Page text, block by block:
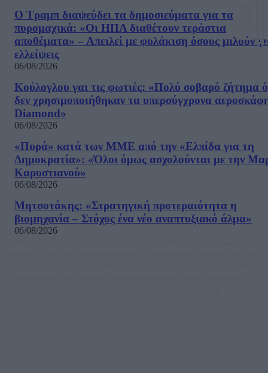
Ο Τραμπ διαψεύδει τα δημοσιεύματα για τα
πυρομαχικά: «Οι ΗΠΑ διαθέτουν τεράστια
αποθέματα» – Απειλεί με φυλάκιση όσους μιλούν
ελλείψεις
06/08/2026
Κούλογλου γαι τις φωτιές: «Πολύ σοβαρό ζήτημα
δεν χρησιμοποιήθηκαν τα υπερσύγχρονα
Diamond»
06/08/2026
«Πυρά» κατά των ΜΜΕ από την «Ελπίδα για τη
Δημοκρατία»: «Όλοι όμως ασχολούνται με την
Καρυστιανού»
06/08/2026
Μητσοτάκης: «Στρατηγική προτεραιότητα η
βιομηχανία – Στόχος ένα νέο αναπτυξιακό άλμα»
06/08/2026